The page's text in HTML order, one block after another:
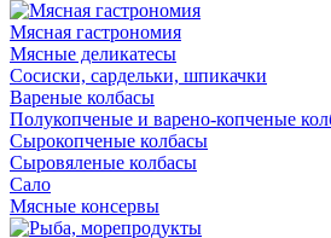
Мясная гастрономия
Мясные деликатесы
Сосиски, сардельки, шпикачки
Вареные колбасы
Полукопченые и варено-копченые
Сырокопченые колбасы
Сыровяленые колбасы
Сало
Мясные консервы